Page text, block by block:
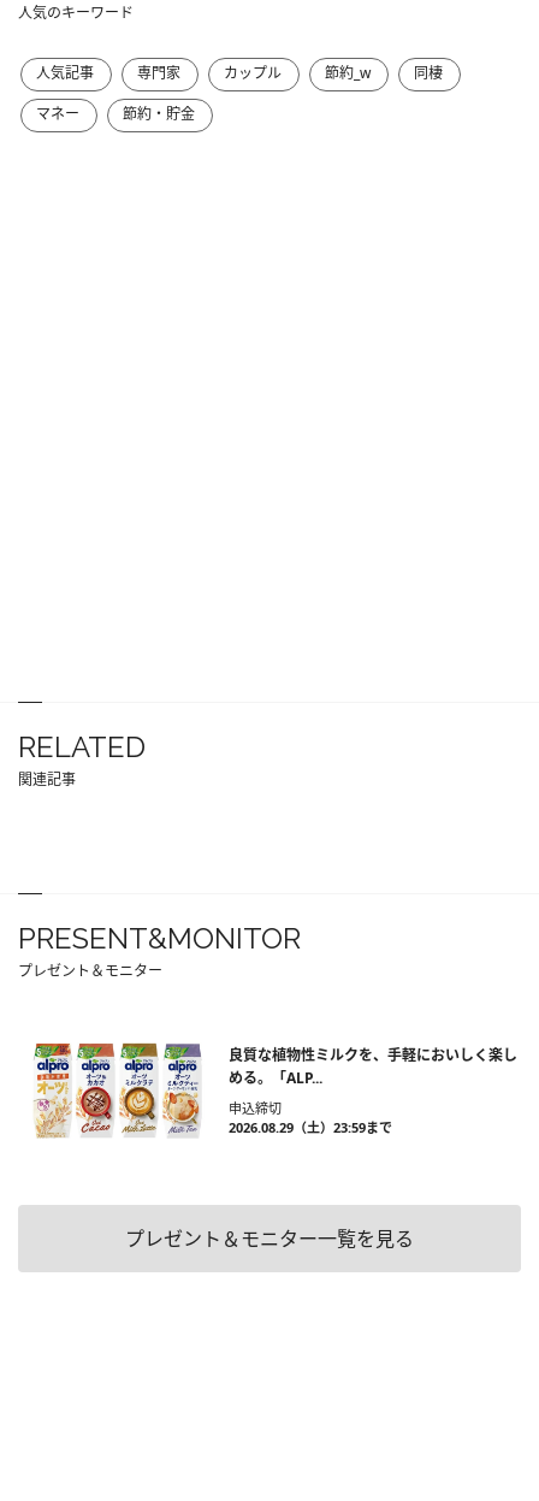
人気のキーワード
人気記事 専門家 カップル 節約_w
同棲
マネー
節約・貯金
RELATED
関連記事
PRESENT&MONITOR
プレゼント＆モニター
良質な植物性ミルクを、手軽においしく楽し
める。「ALP...
申込締切
2026.08.29（土）23:59まで
プレゼント＆モニター一覧を見る